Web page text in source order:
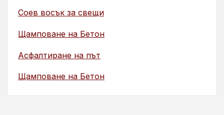
Соев восък за свещи
Щамповане на Бетон
Асфалтиране на път
Щамповане на Бетон